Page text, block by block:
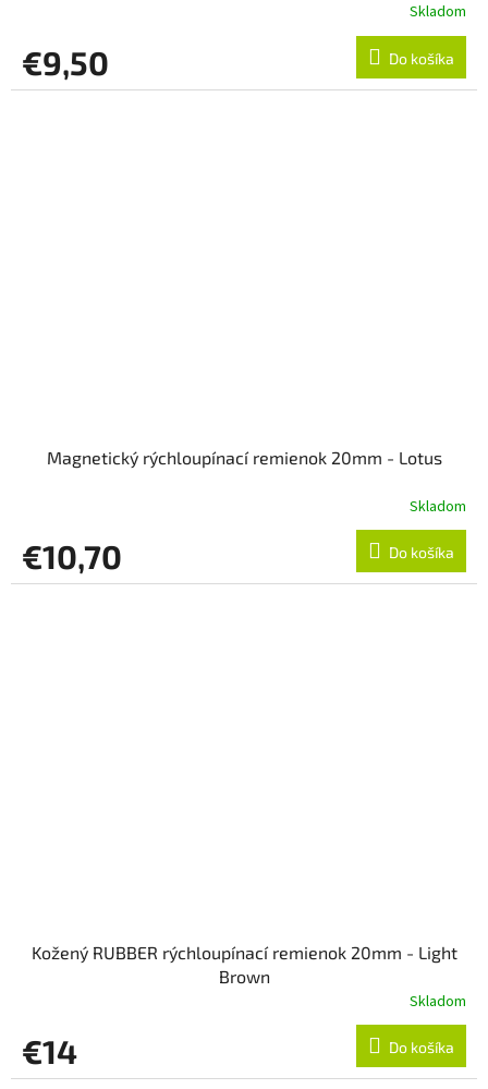
Skladom
€9,50 Do košíka
Magnetický rýchloupínací remienok 20mm - Lotus
Skladom
€10,70 Do košíka
Kožený RUBBER rýchloupínací remienok 20mm - Light
Brown
Skladom
€14 Do košíka